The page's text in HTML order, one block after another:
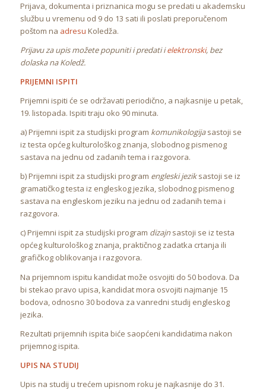
Prijava, dokumenta i priznanica mogu se predati u akademsku
službu u vremenu od 9 do 13 sati ili poslati preporučenom
poštom na adresu Koledža.
Prijavu za upis možete popuniti i predati i elektronski, bez
dolaska na Koledž.
PRIJEMNI ISPITI
Prijemni ispiti će se održavati periodično, a najkasnije u petak,
19. listopada. Ispiti traju oko 90 minuta.
a) Prijemni ispit za studijski program komunikologijasastoji se
iz testa općeg kulturološkog znanja, slobodnog pismenog
sastava na jednu od zadanih tema i razgovora.
b) Prijemni ispit za studijski program engleski jeziksastoji se iz
gramatičkog testa iz engleskog jezika, slobodnog pismenog
sastava na engleskom jeziku na jednu od zadanih tema i
razgovora.
c) Prijemni ispit za studijski program dizajn sastoji se iz testa
općeg kulturološkog znanja, praktičnog zadatka crtanja ili
grafičkog oblikovanja i razgovora.
Na prijemnom ispitu kandidat može osvojiti do 50 bodova. Da
bi stekao pravo upisa, kandidat mora osvojiti najmanje 15
bodova, odnosno 30 bodova za vanredni studij engleskog
jezika.
Rezultati prijemnih ispita biće saopćeni kandidatima nakon
prijemnog ispita.
UPIS NA STUDIJ
Upis na studij u trećem upisnom roku je najkasnije do 31.